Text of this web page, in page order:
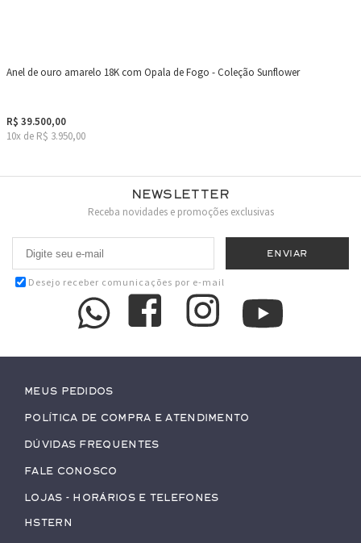
Anel de ouro amarelo 18K com Opala de Fogo - Coleção Sunflower
R$ 39.500,00
10x de R$ 3.950,00
Newsletter
Receba novidades e promoções exclusivas
Desejo receber comunicações por e-mail
Meus pedidos
Política de Compra e Atendimento
Dúvidas Frequentes
Fale conosco
Lojas - Horários e Telefones
HStern